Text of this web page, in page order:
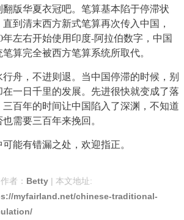
翻版华夏衣冠吧。笔算基本陷于停滞状
直到清末西方新式笔算再次传入中国，
年左右开始使用印度-阿拉伯数字，中国
算完全被西方笔算系统所取代。
行舟，不进则退。当中国停滞的时候，别
在一日千里的发展。先进很快就变成了落
三百年的时间让中国陷入了深渊，不知道
也需要三百年来挽回。
能有错漏之处，欢迎指正。
者： Betty | 本文地址:
myfairland.net/chinese-traditional-